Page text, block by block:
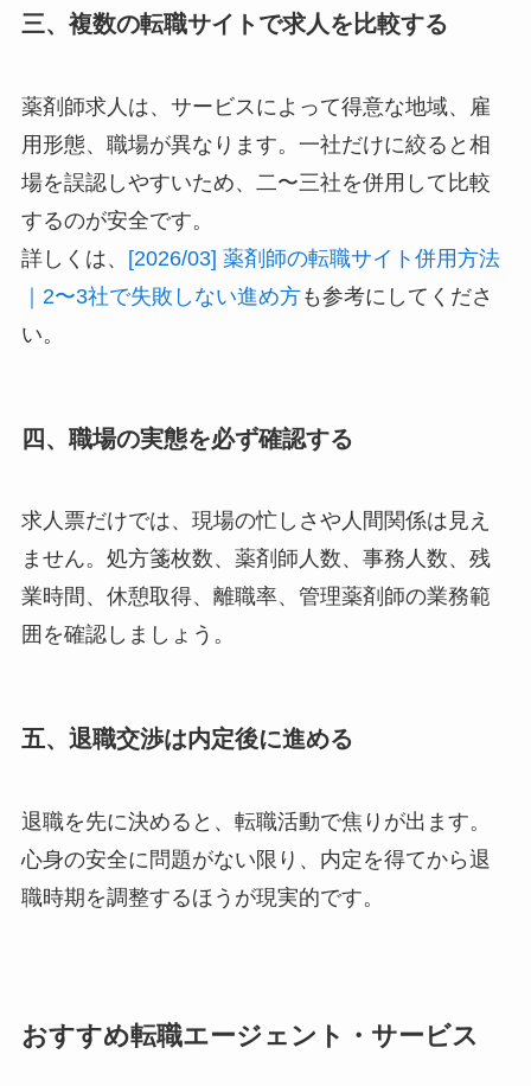
三、複数の転職サイトで求人を比較する
薬剤師求人は、サービスによって得意な地域、雇
用形態、職場が異なります。一社だけに絞ると相
場を誤認しやすいため、二〜三社を併用して比較
するのが安全です。
詳しくは、 [2026/03] 薬剤師の転職サイト併用方法
｜2〜3社で失敗しない進め方も参考にしてくださ
い。
四、職場の実態を必ず確認する
求人票だけでは、現場の忙しさや人間関係は見え
ません。処方箋枚数、薬剤師人数、事務人数、残
業時間、休憩取得、離職率、管理薬剤師の業務範
囲を確認しましょう。
五、退職交渉は内定後に進める
退職を先に決めると、転職活動で焦りが出ます。
心身の安全に問題がない限り、内定を得てから退
職時期を調整するほうが現実的です。
おすすめ転職エージェント・サービス